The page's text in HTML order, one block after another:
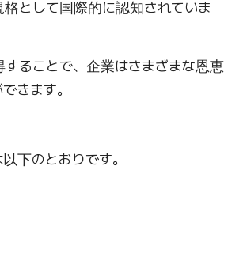
として国際的に認知されていま
することで、企業はさまざまな恩恵
きます。
下のとおりです。